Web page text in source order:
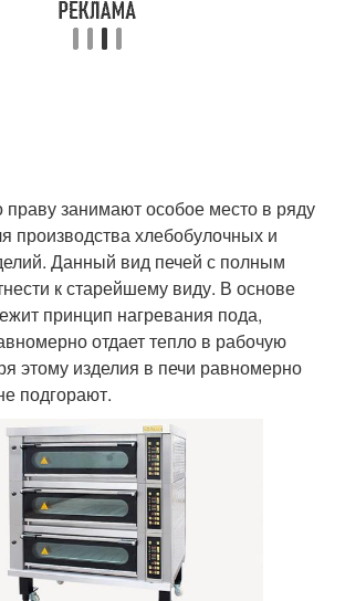
занимают особое место в ряду
производства хлебобулочных и
Данный вид печей с полным
к старейшему виду. В основе
принцип нагревания пода,
отдает тепло в рабочую
этому изделия в печи равномерно
подгорают.